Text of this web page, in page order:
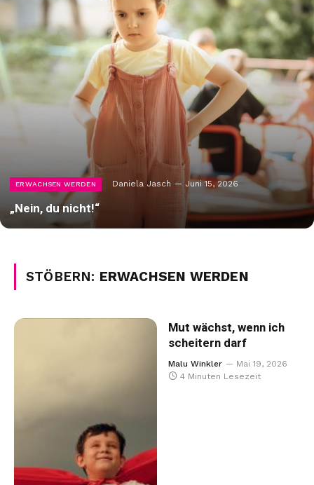
ERWACHSEN WERDEN Daniela Jasch Juni 15, 2026
„Nein, du nicht!“
STÖBERN: ERWACHSEN WERDEN
Mut wächst, wenn ich
scheitern darf
Malu Winkler
Mai 19, 2026
4 Minuten Lesezeit